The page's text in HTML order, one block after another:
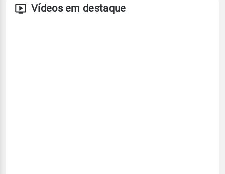
Vídeos em destaque